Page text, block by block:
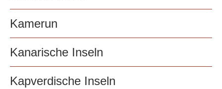
Kamerun
Kanarische Inseln
Kapverdische Inseln